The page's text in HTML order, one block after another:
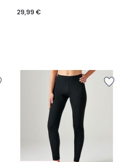
29,99 €